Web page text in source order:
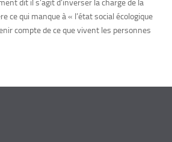
ce qui manque à « l’état social écologique
compte de ce que vivent les personnes